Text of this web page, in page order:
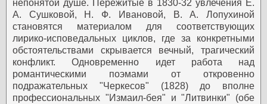
непонятой душе. Пережитые в 1830-32 увлечения Е.
А. Сушковой, Н. Ф. Ивановой, В. А. Лопухиной
становятся материалом для соответствующих
лирико-исповедальных циклов, где за конкретными
обстоятельствами скрывается вечный, трагический
конфликт. Одновременно идет работа над
романтическими поэмами от откровенно
подражательных "Черкесов" (1828) до вполне
профессиональных "Измаил-бея" и "Литвинки" (обе